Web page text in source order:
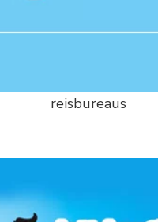
reisbureaus